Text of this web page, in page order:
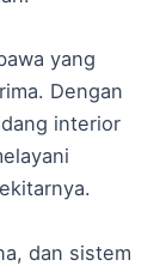
yang
Dengan
interior
dan sistem